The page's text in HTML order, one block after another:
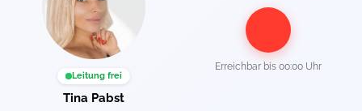
Leitung frei
Tina Pabst
Erreichbar bis 00:00 Uhr